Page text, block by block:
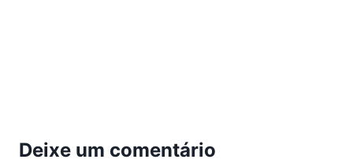
Deixe um comentário